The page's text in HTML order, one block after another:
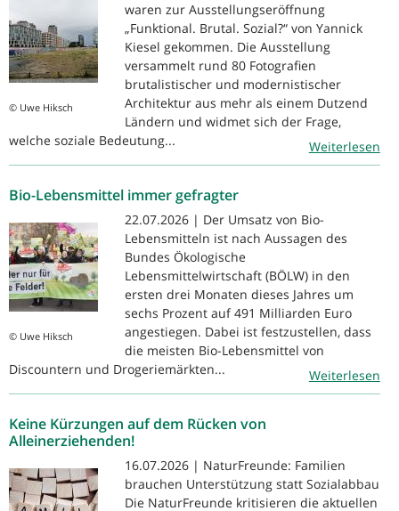
© Uwe Hiksch
waren zur Ausstellungseröffnung
„Funktional. Brutal. Sozial?“ von Yannick
Kiesel gekommen. Die Ausstellung
versammelt rund 80 Fotografien
brutalistischer und modernistischer
Architektur aus mehr als einem Dutzend
Ländern und widmet sich der Frage,
welche soziale Bedeutung...
Weiterlesen
Bio-Lebensmittel immer gefragter
© Uwe Hiksch
22.07.2026 | Der Umsatz von Bio-
Lebensmitteln ist nach Aussagen des
Bundes Ökologische
Lebensmittelwirtschaft (BÖLW) in den
ersten drei Monaten dieses Jahres um
sechs Prozent auf 491 Milliarden Euro
angestiegen. Dabei ist festzustellen, dass
die meisten Bio-Lebensmittel von
Discountern und Drogeriemärkten...
Weiterlesen
Keine Kürzungen auf dem Rücken von
Alleinerziehenden!
16.07.2026 | NaturFreunde: Familien
brauchen Unterstützung statt Sozialabbau
Die NaturFreunde kritisieren die aktuellen